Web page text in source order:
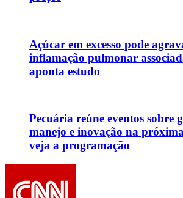
Açúcar em excesso pode
inflamação pulmonar
aponta estudo
Pecuária reúne eventos sobre
manejo e inovação na
veja a programação